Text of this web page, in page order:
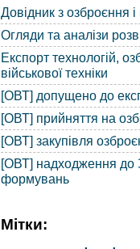
Довідник з озброєння і
Огляди та аналізи
Експорт технологій,
військової техніки
[ОВТ] допущено до
[ОВТ] прийняття на
[ОВТ] закупівля
[ОВТ] надходження до
формувань
Мітки: